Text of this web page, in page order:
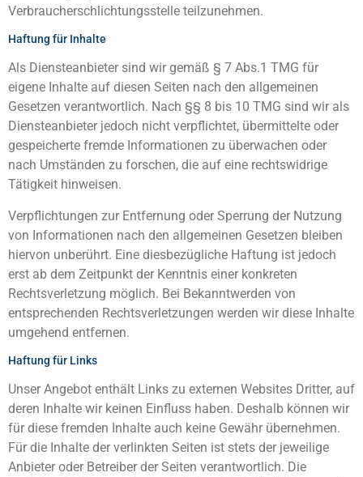
Verbraucherschlichtungsstelle teilzunehmen.
Haftung für Inhalte
Als Diensteanbieter sind wir gemäß § 7 Abs.1 TMG für
eigene Inhalte auf diesen Seiten nach den allgemeinen
Gesetzen verantwortlich. Nach §§ 8 bis 10 TMG sind wir als
Diensteanbieter jedoch nicht verpflichtet, übermittelte oder
gespeicherte fremde Informationen zu überwachen oder
nach Umständen zu forschen, die auf eine rechtswidrige
Tätigkeit hinweisen.
Verpflichtungen zur Entfernung oder Sperrung der Nutzung
von Informationen nach den allgemeinen Gesetzen bleiben
hiervon unberührt. Eine diesbezügliche Haftung ist jedoch
erst ab dem Zeitpunkt der Kenntnis einer konkreten
Rechtsverletzung möglich. Bei Bekanntwerden von
entsprechenden Rechtsverletzungen werden wir diese Inhalte
umgehend entfernen.
Haftung für Links
Unser Angebot enthält Links zu externen Websites Dritter, auf
deren Inhalte wir keinen Einfluss haben. Deshalb können wir
für diese fremden Inhalte auch keine Gewähr übernehmen.
Für die Inhalte der verlinkten Seiten ist stets der jeweilige
Anbieter oder Betreiber der Seiten verantwortlich. Die